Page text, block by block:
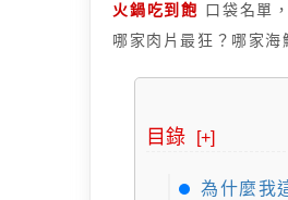
火鍋吃到飽 口袋名單
哪家肉片最狂？哪家
目錄 [+]
為什麼我